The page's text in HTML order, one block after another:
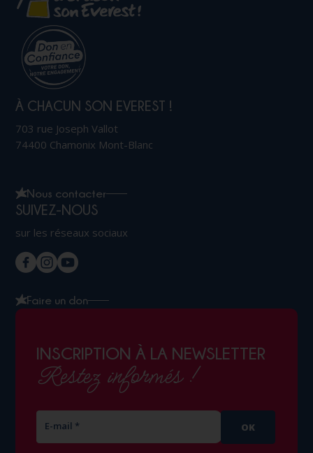
À CHACUN SON EVEREST !
703 rue Joseph Vallot
74400 Chamonix Mont-Blanc
Nous contacter
SUIVEZ-NOUS
sur les réseaux sociaux
Faire un don
INSCRIPTION À LA NEWSLETTER
Restez informés !
E-mail * OK